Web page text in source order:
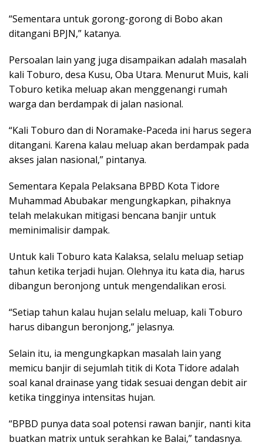
“Sementara untuk gorong-gorong di Bobo akan
ditangani BPJN,” katanya.
Persoalan lain yang juga disampaikan adalah masalah
kali Toburo, desa Kusu, Oba Utara. Menurut Muis, kali
Toburo ketika meluap akan menggenangi rumah
warga dan berdampak di jalan nasional.
“Kali Toburo dan di Noramake-Paceda ini harus segera
ditangani. Karena kalau meluap akan berdampak pada
akses jalan nasional,” pintanya.
Sementara Kepala Pelaksana BPBD Kota Tidore
Muhammad Abubakar mengungkapkan, pihaknya
telah melakukan mitigasi bencana banjir untuk
meminimalisir dampak.
Untuk kali Toburo kata Kalaksa, selalu meluap setiap
tahun ketika terjadi hujan. Olehnya itu kata dia, harus
dibangun beronjong untuk mengendalikan erosi.
“Setiap tahun kalau hujan selalu meluap, kali Toburo
harus dibangun beronjong,” jelasnya.
Selain itu, ia mengungkapkan masalah lain yang
memicu banjir di sejumlah titik di Kota Tidore adalah
soal kanal drainase yang tidak sesuai dengan debit air
ketika tingginya intensitas hujan.
“BPBD punya data soal potensi rawan banjir, nanti kita
buatkan matrix untuk serahkan ke Balai,” tandasnya.